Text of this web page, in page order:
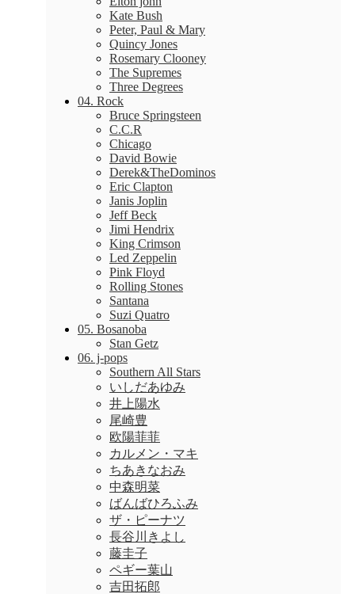
Kate Bush
Peter, Paul & Mary
Quincy Jones
Rosemary Clooney
The Supremes
Three Degrees
04. Rock
Bruce Springsteen
C.C.R
Chicago
David Bowie
Derek&TheDominos
Eric Clapton
Janis Joplin
Jeff Beck
Jimi Hendrix
King Crimson
Led Zeppelin
Pink Floyd
Rolling Stones
Santana
Suzi Quatro
05. Bosanoba
Stan Getz
06. j-pops
Southern All Stars
いしだあゆみ
井上陽水
尾崎豊
欧陽菲菲
カルメン・マキ
ちあきなおみ
中森明菜
ばんばひろふみ
ザ・ピーナツ
長谷川きよし
藤圭子
ペギー葉山
吉田拓郎